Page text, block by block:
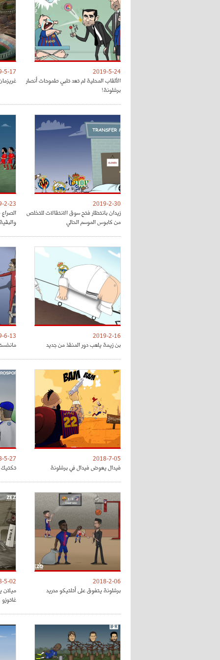
2019-5-24
الألقاب المحلية لم تعد تلبي طموحات أنصار
برشلونة!
5-17
2019-2-30
زيدان بانتظار فتح سوق الانتقالات للتخلص
من كابوس الموسم الحالي
2-23
2019-2-16
بن زيمة يلعب دور المنقذ من جديد
6-13
2018-7-05
فيدال يعوض فيدال في برشلونة
5-27
2018-2-06
برشلونة يتفوق على أتلتيكو مدريد
5-02
ميلان
غاتوزو